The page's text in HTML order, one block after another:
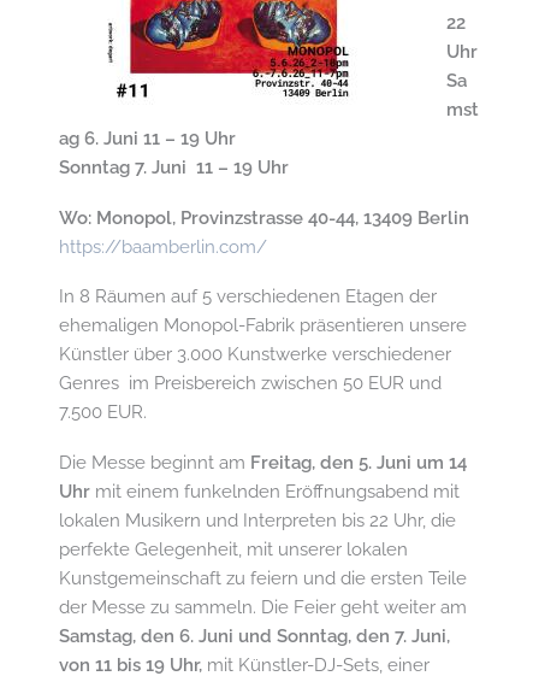
22
Uhr
Sa
mst
ag 6. Juni 11 – 19 Uhr
Sonntag 7. Juni 11 – 19 Uhr
Wo: Monopol, Provinzstrasse 40-44, 13409 Berlin
https://baamberlin.com/
In 8 Räumen auf 5 verschiedenen Etagen der
ehemaligen Monopol-Fabrik präsentieren unsere
Künstler über 3.000 Kunstwerke verschiedener
Genres im Preisbereich zwischen 50 EUR und
7.500 EUR.
Die Messe beginnt am Freitag, den 5. Juni um 14
Uhr mit einem funkelnden Eröffnungsabend mit
lokalen Musikern und Interpreten bis 22 Uhr, die
perfekte Gelegenheit, mit unserer lokalen
Kunstgemeinschaft zu feiern und die ersten Teile
der Messe zu sammeln. Die Feier geht weiter am
Samstag, den 6. Juni und Sonntag, den 7. Juni,
von 11 bis 19 Uhr, mit Künstler-DJ-Sets, einer